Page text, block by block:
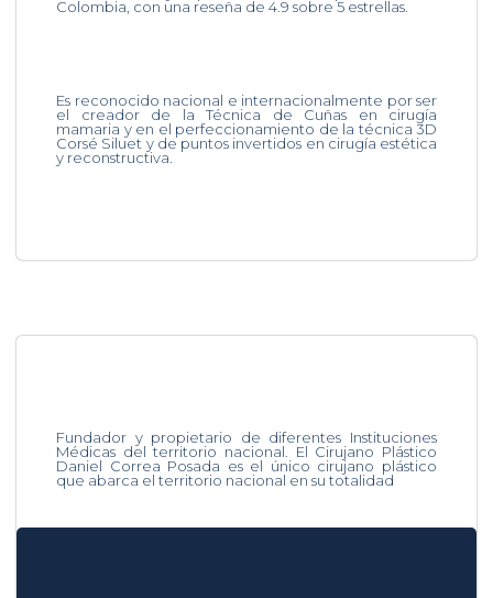
Colombia, con una reseña de 4.9 sobre 5 estrellas.
Es reconocido nacional e internacionalmente por ser
el creador de la Técnica de Cuñas en cirugía
mamaria y en el perfeccionamiento de la técnica 3D
Corsé Siluet y de puntos invertidos en cirugía estética
y reconstructiva.
Fundador y propietario de diferentes Instituciones
Médicas del territorio nacional. El Cirujano Plástico
Daniel Correa Posada es el único cirujano plástico
que abarca el territorio nacional en su totalidad